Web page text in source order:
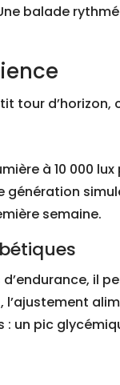
balade
tour d’horizon,
à 10 000
génération
semaine.
il
l’ajustement
: un pic